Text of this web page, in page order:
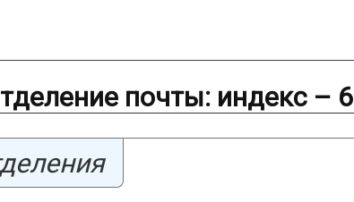
почты: индекс –